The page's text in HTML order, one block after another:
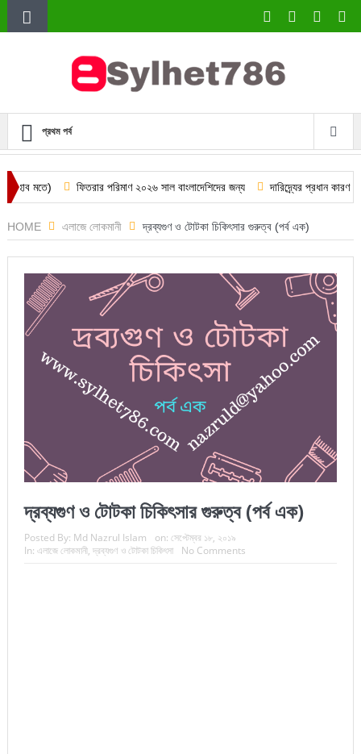
প্রথম পর্ব
ফিতরার পরিমাণ ২০২৬ সাল বাংলাদেশিদের জন্য দারিদ্র্যের প্রধান কারণ কী কী?
HOME এলাজে লোকমানী দ্রব্যগুণ ও টোটকা চিকিৎসার গুরুত্ব (পর্ব এক)
দ্রব্যগুণ ও টোটকা চিকিৎসার গুরুত্ব (পর্ব এক)
Posted By: Md Nazrul Islam on: সেপ্টেম্বর ১৮, ২০১৯
In: এলাজে লোকমানী, দ্রব্যগুণ ও টোটকা চিকিৎসা No Comments